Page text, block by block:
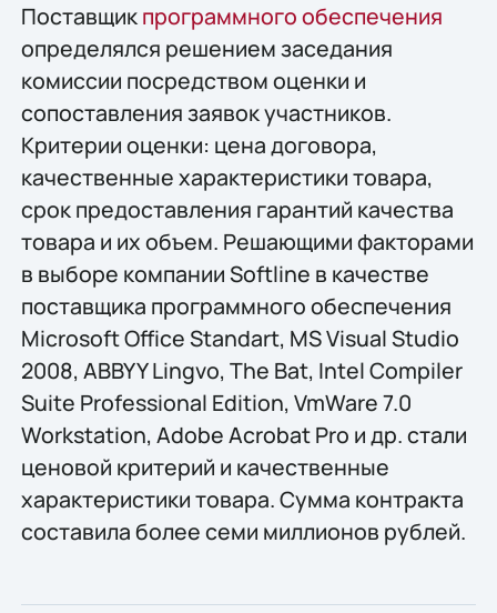
Поставщикпрограммного обеспечения
определялся решением заседания
комиссии посредством оценки и
сопоставления заявок участников.
Критерии оценки: цена договора,
качественные характеристики товара,
срок предоставления гарантий качества
товара и их объем. Решающими факторами
в выборе компании Softline в качестве
поставщика программного обеспечения
Microsoft Office Standart, MS Visual Studio
2008, ABBYY Lingvo, The Bat, Intel Compiler
Suite Professional Edition, VmWare 7.0
Workstation, Adobe Acrobat Pro и др. стали
ценовой критерий и качественные
характеристики товара. Сумма контракта
составила более семи миллионов рублей.